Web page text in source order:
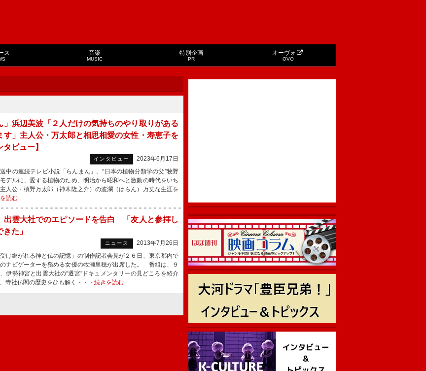
ス 音楽
MUSIC
特別企画
PR
オーヴォ
OVO
」浜辺美波「２人だけの気持ちのやり取りがある
す」主人公・万太郎と相思相愛の女性・寿恵子を
ビュー】
インタビュー
2023年6月17日
中の連続テレビ小説「らんまん」。“日本の植物分類学の父”牧野
デルに、愛する植物のため、明治から昭和へと激動の時代をいち
人公・槙野万太郎（神木隆之介）の波瀾（はらん）万丈な生涯を
読む
出雲大社でのエピソードを告白 「友人と参拝し
た」
ニュース
2013年7月26日
け継がれる神と仏の記憶」の制作記者会見が２６日、東京都内で
ナビゲーターを務める女優の牧瀬里穂が出席した。 番組は、９
伊勢神宮と出雲大社の“遷宮”ドキュメンタリーの見どころを紹介
寺社仏閣の歴史をひも解く・・・ 続きを読む